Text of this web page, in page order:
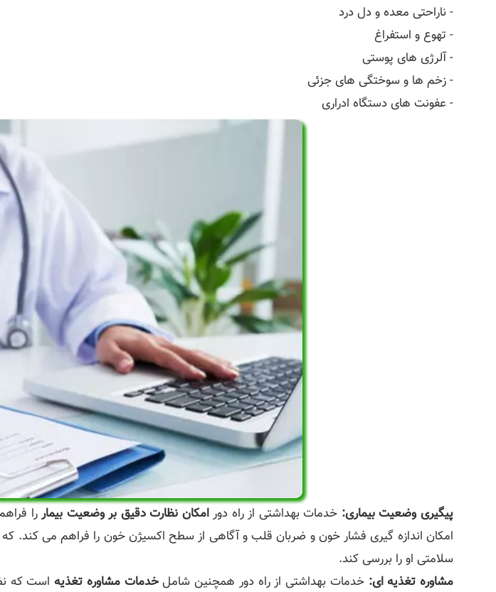
- ناراحتی معده و دل درد
- تهوع و استفراغ
- آلرژی های پوستی
- زخم ها و سوختگی های جزئی
- عفونت های دستگاه ادراری
پیگیری وضعیت بیماری: خدمات بهداشتی از راه دورامکان نظارت دقیق بر وضعیت بیماررا
امکان اندازه گیری فشار خون و ضربان قلب و آگاهی از سطح اکسیژن خون را فراهم می کند. که
سلامتی او را بررسی کند.
مشاوره تغذیه ای:خدمات بهداشتی از راه دور همچنین شاملخدمات مشاوره تغذیهاست که